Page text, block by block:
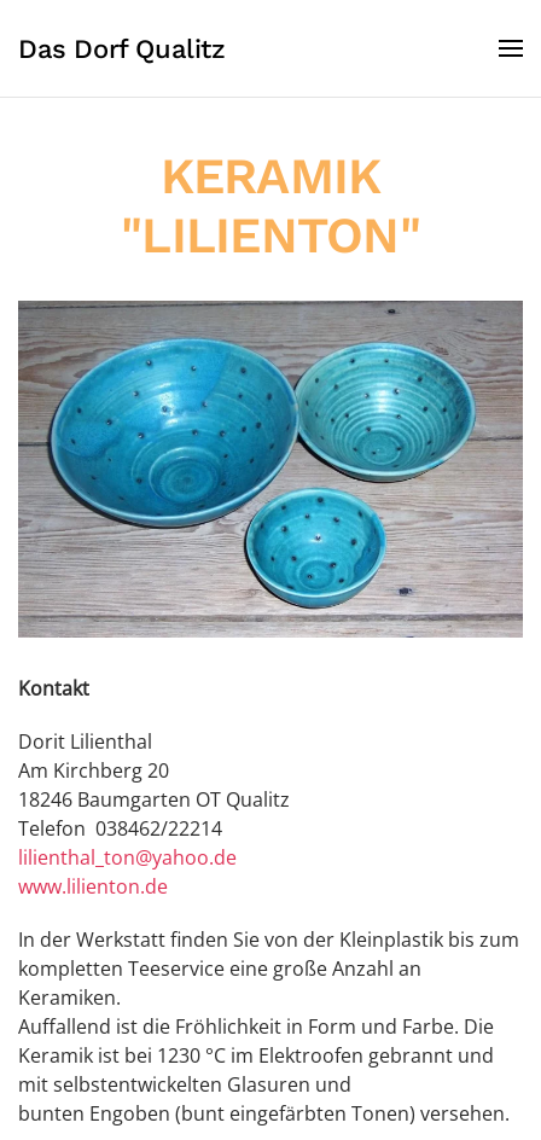
Das Dorf Qualitz
KERAMIK
"LILIENTON"
Kontakt
Dorit Lilienthal
Am Kirchberg 20
18246 Baumgarten OT Qualitz
Telefon 038462/22214
lilienthal_ton@yahoo.de
www.lilienton.de
In der Werkstatt finden Sie von der Kleinplastik bis zum
kompletten Teeservice eine große Anzahl an
Keramiken.
Auffallend ist die Fröhlichkeit in Form und Farbe. Die
Keramik ist bei 1230 °C im Elektroofen gebrannt und
mit selbstentwickelten Glasuren und
bunten Engoben (bunt eingefärbten Tonen) versehen.